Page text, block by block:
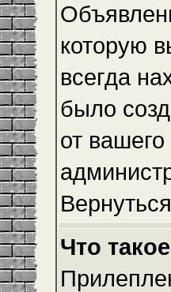
которую
всегда
было
от
Что